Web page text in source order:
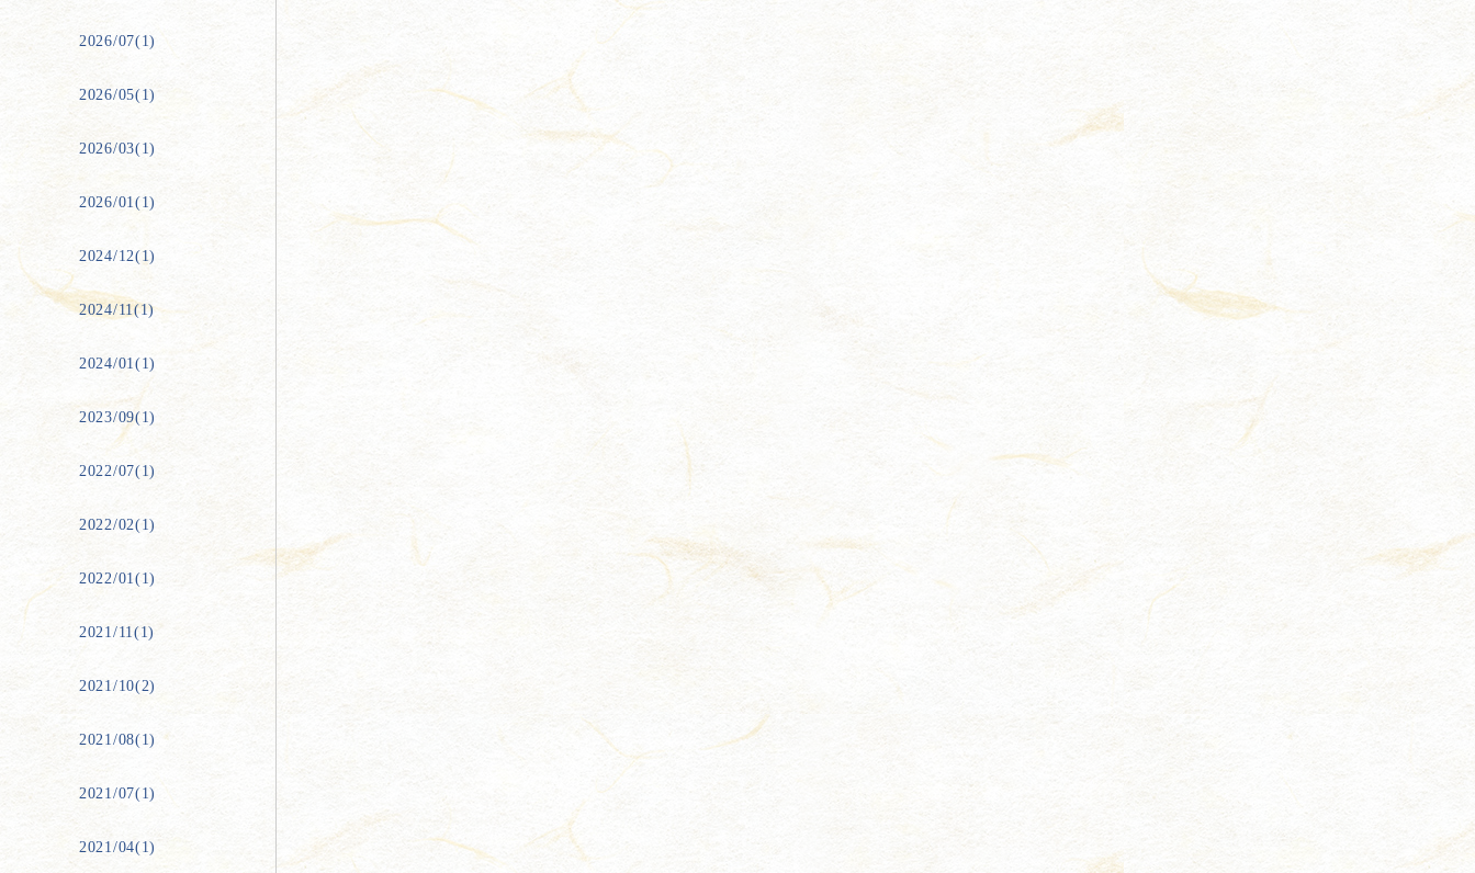
2026/07(1)
2026/05(1)
2026/03(1)
2026/01(1)
2024/12(1)
2024/11(1)
2024/01(1)
2023/09(1)
2022/07(1)
2022/02(1)
2022/01(1)
2021/11(1)
2021/10(2)
2021/08(1)
2021/07(1)
2021/04(1)